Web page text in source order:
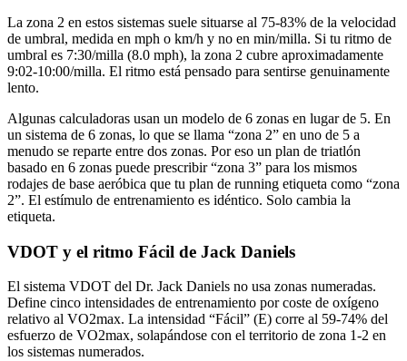
La zona 2 en estos sistemas suele situarse al 75-83% de la velocidad
de umbral, medida en mph o km/h y no en min/milla. Si tu ritmo de
umbral es 7:30/milla (8.0 mph), la zona 2 cubre aproximadamente
9:02-10:00/milla. El ritmo está pensado para sentirse genuinamente
lento.
Algunas calculadoras usan un modelo de 6 zonas en lugar de 5. En
un sistema de 6 zonas, lo que se llama “zona 2” en uno de 5 a
menudo se reparte entre dos zonas. Por eso un plan de triatlón
basado en 6 zonas puede prescribir “zona 3” para los mismos
rodajes de base aeróbica que tu plan de running etiqueta como “zona
2”. El estímulo de entrenamiento es idéntico. Solo cambia la
etiqueta.
VDOT y el ritmo Fácil de Jack Daniels
El sistema VDOT del Dr. Jack Daniels no usa zonas numeradas.
Define cinco intensidades de entrenamiento por coste de oxígeno
relativo al VO2max. La intensidad “Fácil” (E) corre al 59-74% del
esfuerzo de VO2max, solapándose con el territorio de zona 1-2 en
los sistemas numerados.